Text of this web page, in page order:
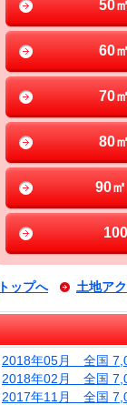
50
60
70
80
90
ップへ 土地ア
2018年05月 全国
2018年02月 全国
2017年11月 全国